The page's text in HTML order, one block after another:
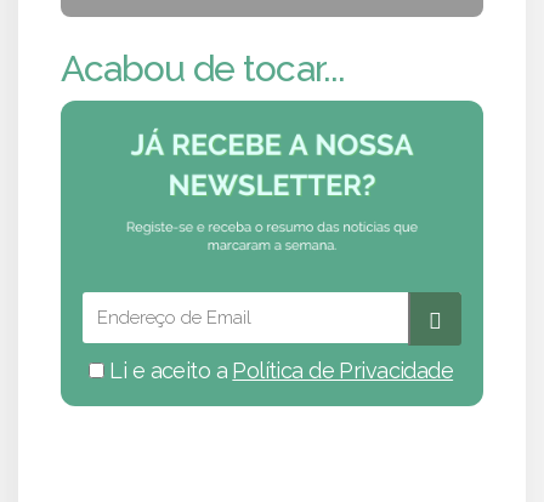
Acabou de tocar...
Li e aceito a Política de Privacidade